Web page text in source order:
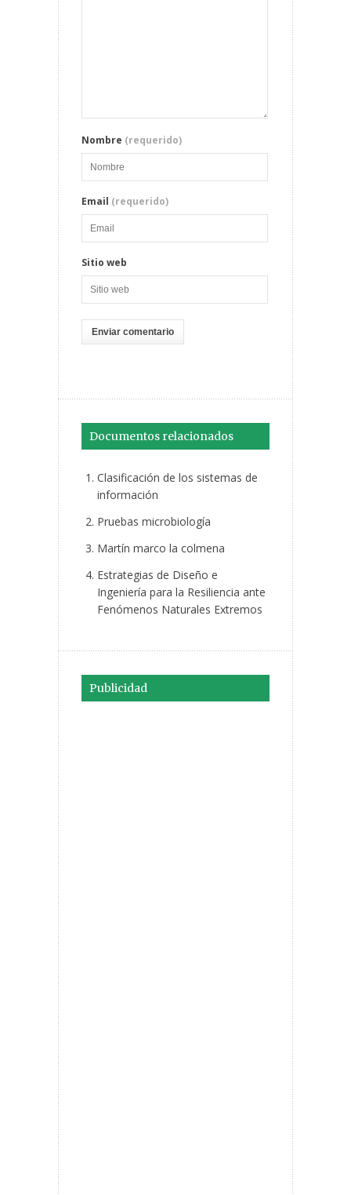
Nombre (requerido)
Email (requerido)
Sitio web
Documentos relacionados
Clasificación de los sistemas de
información
Pruebas microbiología
Martín marco la colmena
Estrategias de Diseño e
Ingeniería para la Resiliencia ante
Fenómenos Naturales Extremos
Publicidad